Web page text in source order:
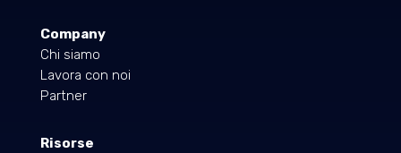
Company
Chi siamo
Lavora con noi
Partner
Risorse